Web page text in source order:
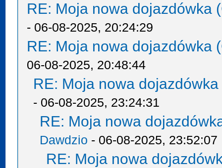
RE: Moja nowa dojazdówka
- 06-08-2025, 20:24:29
RE: Moja nowa dojazdówka
06-08-2025, 20:48:44
RE: Moja nowa
- 06-08-2025, 23:24:31
RE: Moja nowa
Dawdzio - 06-08-2025, 23:52:07
RE: Moja nowa